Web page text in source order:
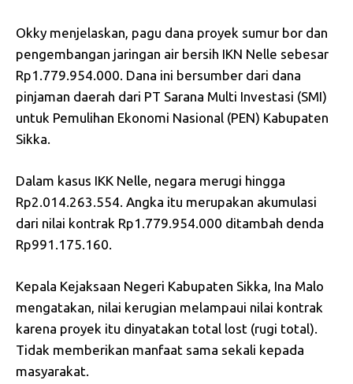
Okky menjelaskan, pagu dana proyek sumur bor dan
pengembangan jaringan air bersih IKN Nelle sebesar
Rp1.779.954.000. Dana ini bersumber dari dana
pinjaman daerah dari PT Sarana Multi Investasi (SMI)
untuk Pemulihan Ekonomi Nasional (PEN) Kabupaten
Sikka.
Dalam kasus IKK Nelle, negara merugi hingga
Rp2.014.263.554. Angka itu merupakan akumulasi
dari nilai kontrak Rp1.779.954.000 ditambah denda
Rp991.175.160.
Kepala Kejaksaan Negeri Kabupaten Sikka, Ina Malo
mengatakan, nilai kerugian melampaui nilai kontrak
karena proyek itu dinyatakan total lost (rugi total).
Tidak memberikan manfaat sama sekali kepada
masyarakat.